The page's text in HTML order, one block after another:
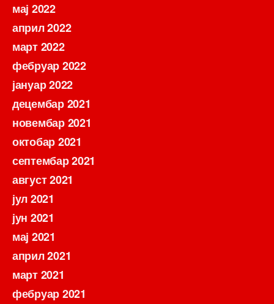
мај 2022
април 2022
март 2022
фебруар 2022
јануар 2022
децембар 2021
новембар 2021
октобар 2021
септембар 2021
август 2021
јул 2021
јун 2021
мај 2021
април 2021
март 2021
фебруар 2021